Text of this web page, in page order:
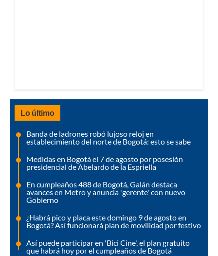
Lo último
Banda de ladrones robó lujoso reloj en
establecimiento del norte de Bogotá: esto se sabe
Medidas en Bogotá el 7 de agosto por posesión
presidencial de Abelardo de la Espriella
En cumpleaños 488 de Bogotá, Galán destaca
avances en Metro y anuncia 'gerente' con nuevo
Gobierno
¿Habrá pico y placa este domingo 9 de agosto en
Bogotá? Así funcionará plan de movilidad por festivo
Así puede participar en 'Bici Cine', el plan gratuito
que habrá hoy por el cumpleaños de Bogotá